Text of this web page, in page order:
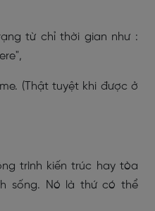
từ chỉ thời gian như :
(Thật tuyệt khi được ở
trình kiến trúc hay tòa
sống. Nó là thứ có thể